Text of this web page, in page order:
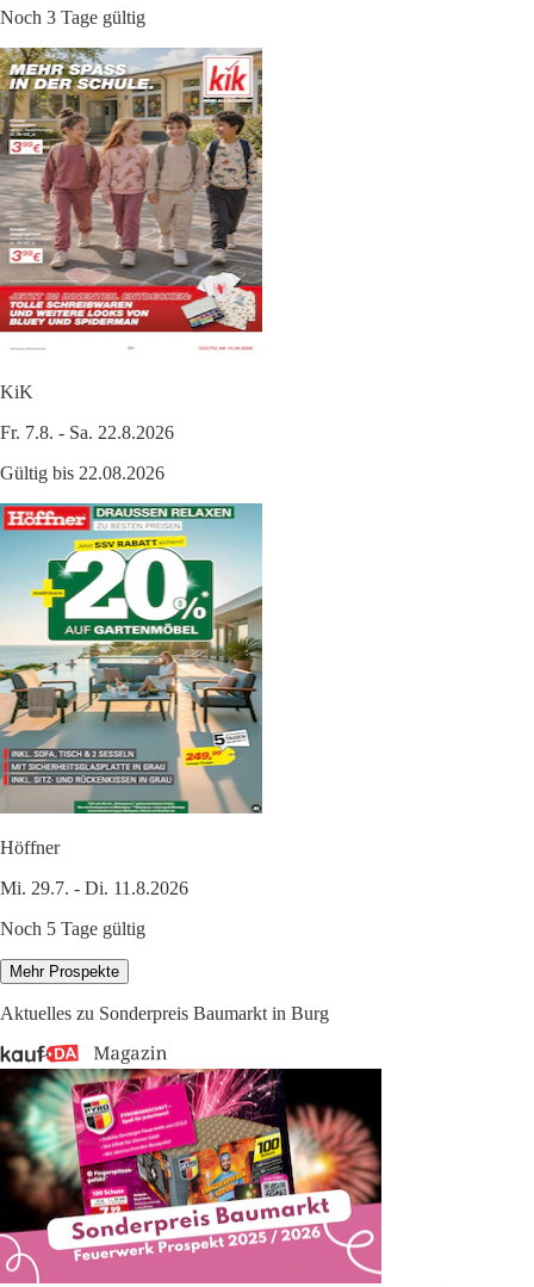
Noch 3 Tage gültig
KiK
Fr. 7.8. - Sa. 22.8.2026
Gültig bis 22.08.2026
Höffner
Mi. 29.7. - Di. 11.8.2026
Noch 5 Tage gültig
Mehr Prospekte
Aktuelles zu Sonderpreis Baumarkt in Burg